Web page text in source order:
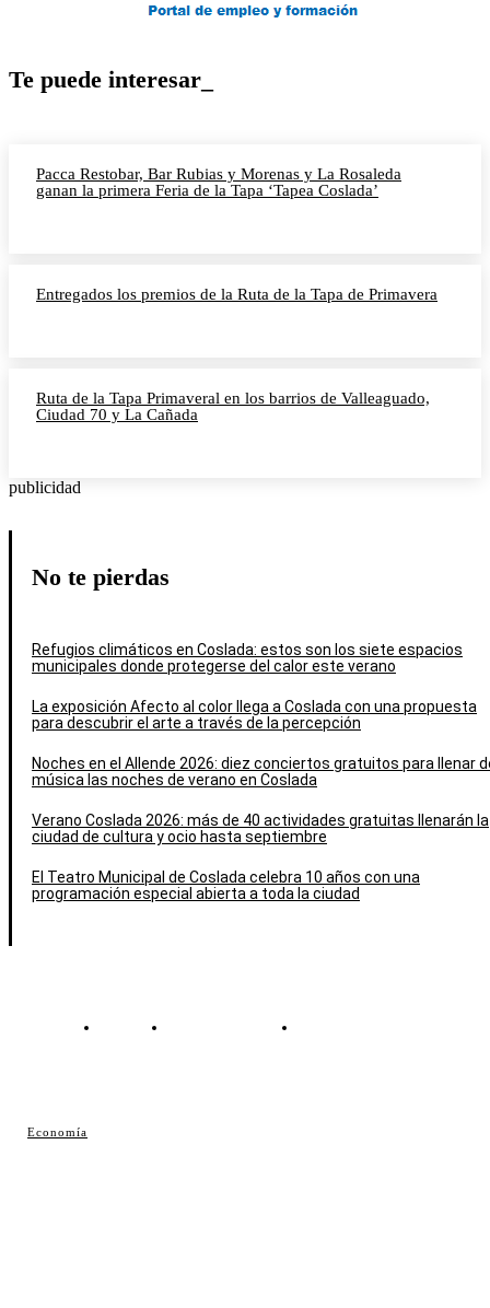
Economía
Te puede interesar_
Pacca Restobar, Bar Rubias y Morenas y La Rosaleda
ganan la primera Feria de la Tapa ‘Tapea Coslada’
Entregados los premios de la Ruta de la Tapa de Primavera
Ruta de la Tapa Primaveral en los barrios de Valleaguado,
Ciudad 70 y La Cañada
publicidad
No te pierdas
Refugios climáticos en Coslada: estos son los siete espacios
municipales donde protegerse del calor este verano
La exposición Afecto al color llega a Coslada con una propuesta
para descubrir el arte a través de la percepción
Noches en el Allende 2026: diez conciertos gratuitos para llenar
música las noches de verano en Coslada
Verano Coslada 2026: más de 40 actividades gratuitas llenarán la
ciudad de cultura y ocio hasta septiembre
El Teatro Municipal de Coslada celebra 10 años con una
programación especial abierta a toda la ciudad
Contacto Política de cookies